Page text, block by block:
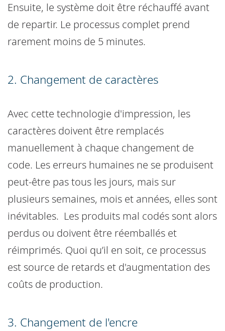
Ensuite, le système doit être réchauffé avant
de repartir. Le processus complet prend
rarement moins de 5 minutes.
2. Changement de caractères
Avec cette technologie d'impression, les
caractères doivent être remplacés
manuellement à chaque changement de
code. Les erreurs humaines ne se produisent
peut-être pas tous les jours, mais sur
plusieurs semaines, mois et années, elles sont
inévitables. Les produits mal codés sont alors
perdus ou doivent être réemballés et
réimprimés. Quoi qu’il en soit, ce processus
est source de retards et d'augmentation des
coûts de production.
3. Changement de l'encre